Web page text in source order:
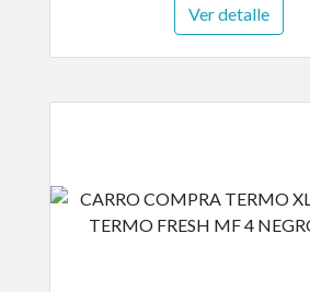
Ver detalle